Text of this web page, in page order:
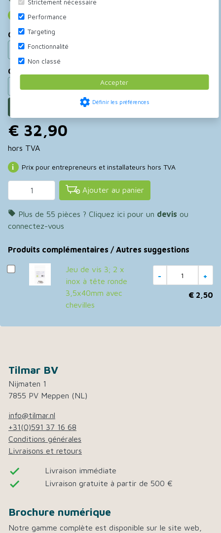
Aucune livraison directe aux particuliers
Choisir taille
220x220 mm
Choisir couleur
aluminium
bronze
€ 32,90
hors TVA
Prix pour entrepreneurs et installateurs hors TVA
Ajouter au panier
 Plus de 55 pièces ? Cliquez ici pour un devis ou
connectez-vous
Produits complémentaires / Autres suggestions
Jeu de vis 3; 2 x
inox à tête ronde
3,5x40mm avec
chevilles
€ 2,50
Tilmar BV
Nijmaten 1
7855 PV Meppen (NL)
info@tilmar.nl
+31(0)591 37 16 68
Conditions générales
Livraisons et retours
done Livraison immédiate
done Livraison gratuite à partir de 500 €
Brochure numérique
Notre gamme complète est disponible sur le site web,
Strictement nécessaire
Performance
Targeting
Fonctionnalité
Non classé
Accepter
settings Définir les préférences